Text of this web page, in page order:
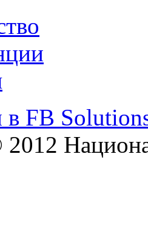
в FB